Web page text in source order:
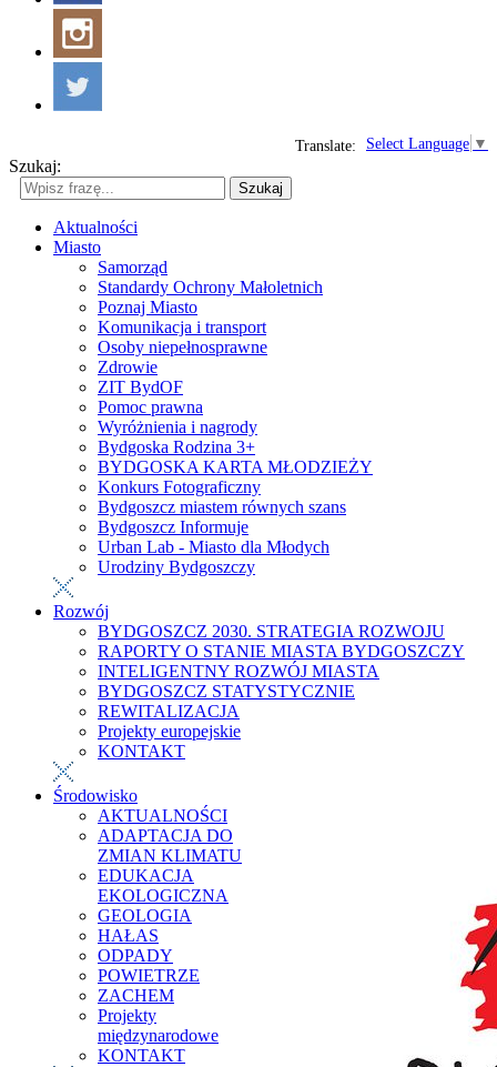
Select Language ▼
Translate:
Szukaj:
Szukaj
Aktualności
Miasto
Samorząd
Standardy Ochrony Małoletnich
Poznaj Miasto
Komunikacja i transport
Osoby niepełnosprawne
Zdrowie
ZIT BydOF
Pomoc prawna
Wyróżnienia i nagrody
Bydgoska Rodzina 3+
BYDGOSKA KARTA MŁODZIEŻY
Konkurs Fotograficzny
Bydgoszcz miastem równych szans
Bydgoszcz Informuje
Urban Lab - Miasto dla Młodych
Urodziny Bydgoszczy
Rozwój
BYDGOSZCZ 2030. STRATEGIA ROZWOJU
RAPORTY O STANIE MIASTA BYDGOSZCZY
INTELIGENTNY ROZWÓJ MIASTA
BYDGOSZCZ STATYSTYCZNIE
REWITALIZACJA
Projekty europejskie
KONTAKT
Środowisko
AKTUALNOŚCI
ADAPTACJA DO
ZMIAN KLIMATU
EDUKACJA
EKOLOGICZNA
GEOLOGIA
HAŁAS
ODPADY
POWIETRZE
ZACHEM
Projekty
międzynarodowe
KONTAKT